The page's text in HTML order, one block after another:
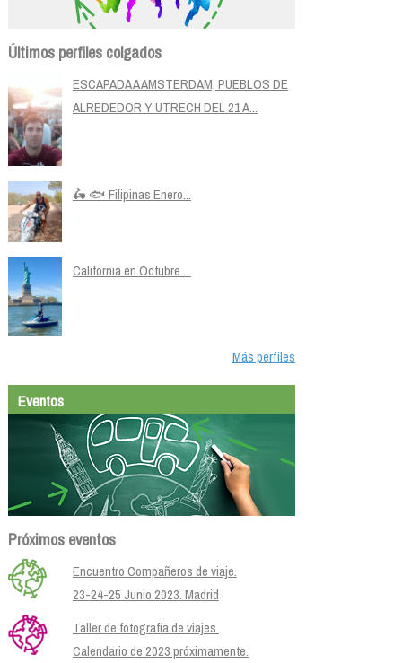
Últimos perfiles colgados
ESCAPADA A AMSTERDAM, PUEBLOS DE
ALREDEDOR Y UTRECH DEL 21 A...
🛵 🐟 Filipinas Enero...
California en Octubre ...
Más perfiles
Eventos
Próximos eventos
Encuentro Compañeros de viaje.
23-24-25 Junio 2023. Madrid
Taller de fotografía de viajes.
Calendario de 2023 próximamente.